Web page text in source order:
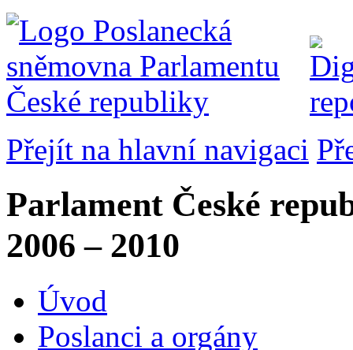
Přejít na hlavní navigaci
Parlament České
2006 – 2010
Úvod
Poslanci a orgány